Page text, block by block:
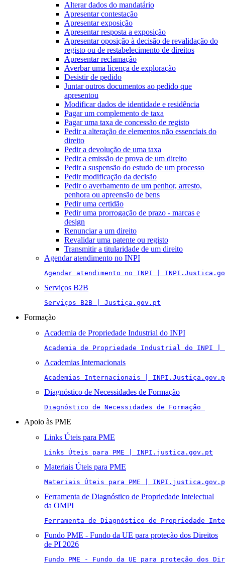
Alterar dados do mandatário
Apresentar contestação
Apresentar exposição
Apresentar resposta a exposição
Apresentar oposição à decisão de revalidação do
registo ou de restabelecimento de direitos
Apresentar reclamação
Averbar uma licença de exploração
Desistir de pedido
Juntar outros documentos ao pedido que
apresentou
Modificar dados de identidade e residência
Pagar um complemento de taxa
Pagar uma taxa de concessão de registo
Pedir a alteração de elementos não essenciais do
direito
Pedir a devolução de uma taxa
Pedir a emissão de prova de um direito
Pedir a suspensão do estudo de um processo
Pedir modificação da decisão
Pedir o averbamento de um penhor, arresto,
penhora ou apreensão de bens
Pedir uma certidão
Pedir uma prorrogação de prazo - marcas e
design
Renunciar a um direito
Revalidar uma patente ou registo
Transmitir a titularidade de um direito
Agendar atendimento no INPI
Agendar atendimento no INPI |
Serviços B2B
Serviços B2B | Justiça.gov.pt
Formação
Academia de Propriedade Industrial do INPI
Academia de Propriedade Industrial do INPI
Academias Internacionais
Academias Internacionais |
Diagnóstico de Necessidades de Formação
Diagnóstico de Necessidades de Formação
Apoio às PME
Links Úteis para PME
Links Úteis para PME | INPI.justica.gov.pt
Materiais Úteis para PME
Materiais Úteis para PME |
Ferramenta de Diagnóstico de Propriedade Intelectual
da OMPI
Ferramenta de Diagnóstico de Propriedade
Fundo PME - Fundo da UE para proteção dos Direitos
de PI 2026
Fundo PME - Fundo da UE para proteção